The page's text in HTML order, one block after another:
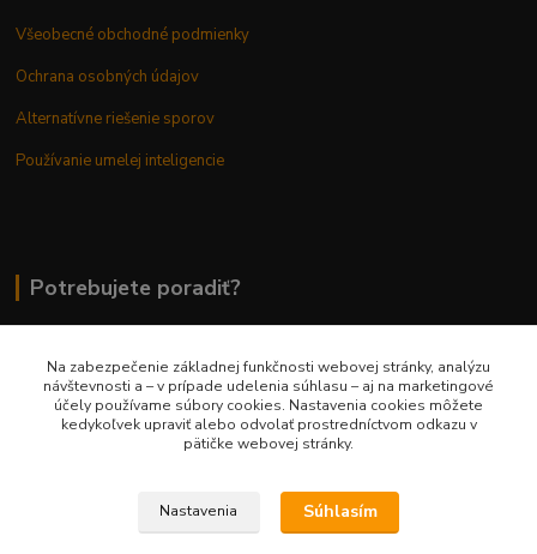
Všeobecné obchodné podmienky
Ochrana osobných údajov
Alternatívne riešenie sporov
Používanie umelej inteligencie
Potrebujete poradiť?
0948 236 042
info@margaretkashop.sk
Na zabezpečenie základnej funkčnosti webovej stránky, analýzu
návštevnosti a – v prípade udelenia súhlasu – aj na marketingové
účely používame súbory cookies. Nastavenia cookies môžete
kedykoľvek upraviť alebo odvolať prostredníctvom odkazu v
pätičke webovej stránky.
Nastavenia Súhlasím